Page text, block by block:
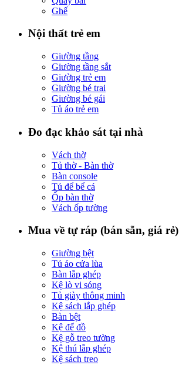
Ghế
Nội thất trẻ em
Giường tầng
Giường tầng sắt
Giường trẻ em
Giường bé trai
Giường bé gái
Tủ áo trẻ em
Đo đạc khảo sát tại nhà
Vách thờ
Tủ thờ - Bàn thờ
Bàn console
Tủ để bể cá
Ốp bàn thờ
Vách ốp tường
Mua về tự ráp (bán sẵn, giá rẻ)
Giường bệt
Tủ áo cửa lùa
Bàn lắp ghép
Kệ lò vi sóng
Tủ giày thông minh
Kệ sách lắp ghép
Bàn bệt
Kệ để đồ
Kệ gỗ treo tường
Kệ thú lắp ghép
Kệ sách treo